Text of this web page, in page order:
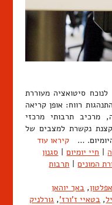
סיטואציה מעוררת
רווח: אופן קריאה
מרכיב תרבותי מרכזי
נקשרת למצבים של
… קיראו עוד
חיי יומיום
סגנון
המונים
תרבות
אפלטון, באך יוהאן
, בטאיי ז'ורז', גורלניק